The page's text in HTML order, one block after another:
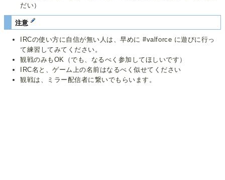
だい）
注意
IRCの使い方に自信が無い人は、早めに #valforce に遊びに行っ
て練習してみてください。
観戦のみもOK（でも、なるべく参加してほしいです）
IRC名と、ゲーム上の名前はなるべく似せてください
観戦は、ミラー配信者に繋いでもらいます。